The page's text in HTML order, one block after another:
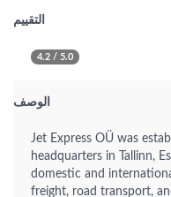
التقييم
4.2 / 5.0
الوصف
Jet Express OÜ was
headquarters in Tallinn,
domestic and
freight, road transport,